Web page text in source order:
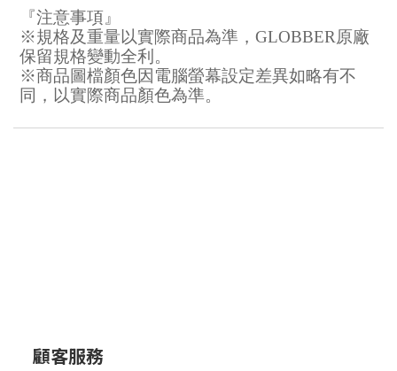
『注意事項』
※規格及重量以實際商品為準，GLOBBER原廠
保留規格變動全利。
※商品圖檔顏色因電腦螢幕設定差異如略有不
同，以實際商品顏色為準。
顧客服務